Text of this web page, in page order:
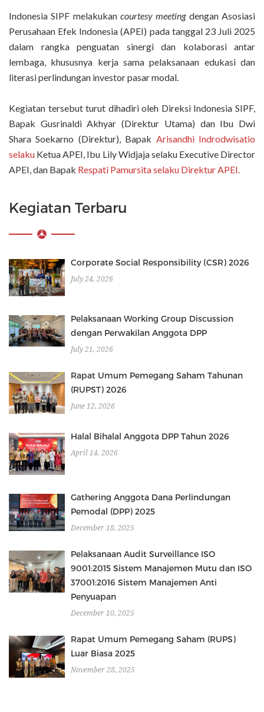
Indonesia SIPF melakukan courtesy meetingdengan Asosiasi
Perusahaan Efek Indonesia (APEI) pada tanggal 23 Juli 2025
dalam rangka penguatan sinergi dan kolaborasi antar
lembaga, khususnya kerja sama pelaksanaan edukasi dan
literasi perlindungan investor pasar modal.
Kegiatan tersebut turut dihadiri oleh Direksi Indonesia SIPF,
Bapak Gusrinaldi Akhyar (Direktur Utama) dan Ibu Dwi
Shara Soekarno (Direktur), Bapak Arisandhi Indrodwisatio
selaku Ketua APEI, Ibu Lily Widjaja selaku Executive Director
APEI, dan Bapak Respati Pamursita selaku Direktur APEI.
Kegiatan Terbaru
Corporate Social Responsibility (CSR) 2026
July 24, 2026
Pelaksanaan Working Group Discussion
dengan Perwakilan Anggota DPP
July 21, 2026
Rapat Umum Pemegang Saham Tahunan
(RUPST) 2026
June 12, 2026
Halal Bihalal Anggota DPP Tahun 2026
April 14, 2026
Gathering Anggota Dana Perlindungan
Pemodal (DPP) 2025
December 18, 2025
Pelaksanaan Audit Surveillance ISO
9001:2015 Sistem Manajemen Mutu dan ISO
37001:2016 Sistem Manajemen Anti
Penyuapan
December 10, 2025
Rapat Umum Pemegang Saham (RUPS)
Luar Biasa 2025
November 28, 2025